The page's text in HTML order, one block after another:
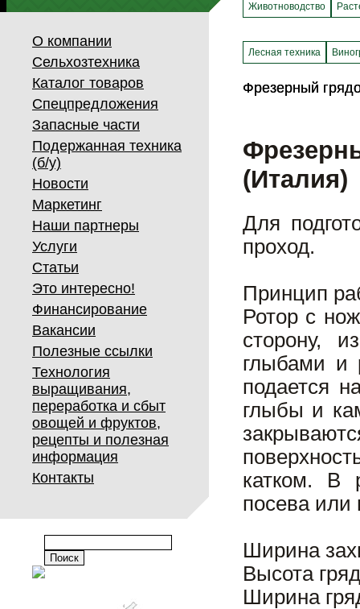
О компании
Сельхозтехника
Каталог товаров
Спецпредложения
Запасные части
Подержанная техника
(б/у)
Новости
Маркетинг
Наши партнеры
Услуги
Статьи
Это интересно!
Финансирование
Вакансии
Полезные ссылки
Технология
выращивания,
переработка и сбыт
овощей и фруктов,
рецепты и полезная
информация
Контакты
Животноводство
Лесная техника
Фрезерный
Фрезерный
(Италия)
Для
проход.
Принцип
Ротор с
сторону,
глыбами и
подается
глыбы и
катком. В
посева или
Ширина
Высота
Ширина